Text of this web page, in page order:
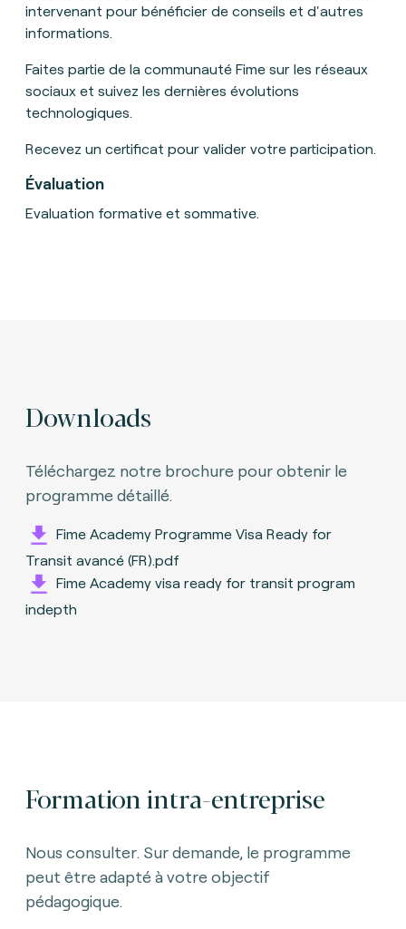
intervenant pour bénéficier de conseils et d'autres
informations.
Faites partie de la communauté Fime sur les réseaux
sociaux et suivez les dernières évolutions
technologiques.
Recevez un certificat pour valider votre participation.
Évaluation
Evaluation formative et sommative.
Downloads
Téléchargez notre brochure pour obtenir le
programme détaillé.
Fime Academy Programme Visa Ready for
Transit avancé (FR).pdf
Fime Academy visa ready for transit program
indepth
Formation intra-entreprise
Nous consulter. Sur demande, le programme
peut être adapté à votre objectif
pédagogique.